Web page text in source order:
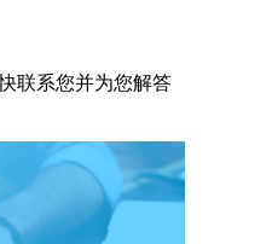
联系您并为您解答